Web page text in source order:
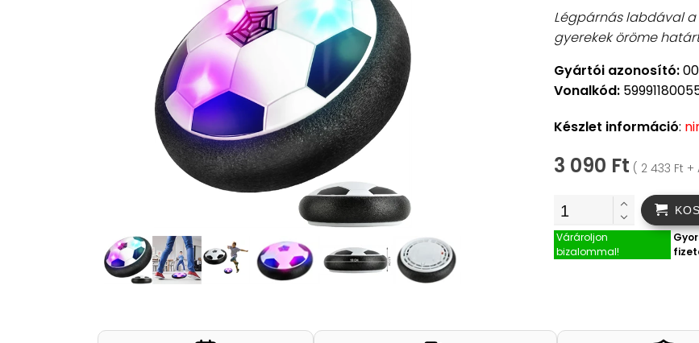
Légpárnás labdával
gyerekek öröme
Gyártói azonosító:
Vonalkód:
Készlet információ:
3 090 Ft ( 2 433 Ft +
Várároljon
bizalommal!